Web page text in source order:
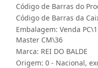
Código de Barras do
Código de Barras da
Embalagem: Venda PC\1
Master CM\36
Marca: REI DO BALDE
Origem: 0 - Nacional,